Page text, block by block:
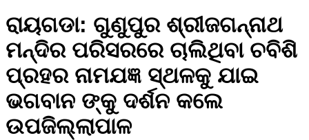
ରାୟଗଡା: ଗୁଣୁପୁର ଶ୍ରୀଜଗନ୍ନାଥ
ମନ୍ଦିର ପରିସରରେ ଚାଲିଥିବା ଚବିଶି
ପ୍ରହର ନାମଯଜ୍ଞ ସ୍ଥଳକୁ ଯାଇ
ଭଗବାନ ଙ୍କୁ ଦର୍ଶନ କଲେ
ଉପଜିଲ୍ଲାପାଳ